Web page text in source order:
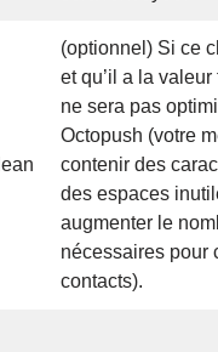
(optionnel) Si ce
et qu’il a la
ne sera pas
Octopush (votre
contenir des
des espaces
augmenter le
nécessaires pour
contacts).